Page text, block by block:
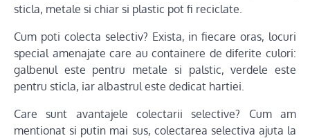
sticla, metale si chiar si plastic pot fi reciclate.
Cum poti colecta selectiv? Exista, in fiecare oras, locuri
special amenajate care au containere de diferite culori:
galbenul este pentru metale si palstic, verdele este
pentru sticla, iar albastrul este dedicat hartiei.
Care sunt avantajele colectarii selective? Cum am
mentionat si putin mai sus, colectarea selectiva ajuta la